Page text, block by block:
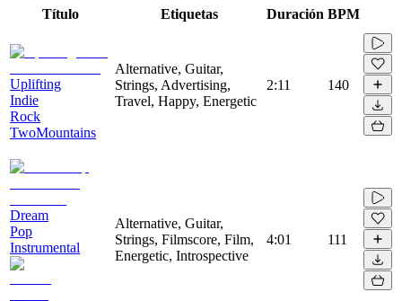
Título Etiquetas Duración BPM
Uplifting
Indie
Rock
TwoMountains
Alternative, Guitar,
Strings, Advertising,
Travel, Happy, Energetic
2:11 140
Dream
Pop
Instrumental
Alternative, Guitar,
Strings, Filmscore, Film,
Energetic, Introspective
4:01 111